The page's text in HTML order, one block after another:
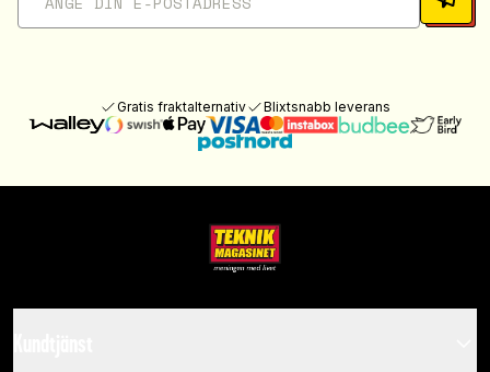
Gratis fraktalternativ Blixtsnabb leverans